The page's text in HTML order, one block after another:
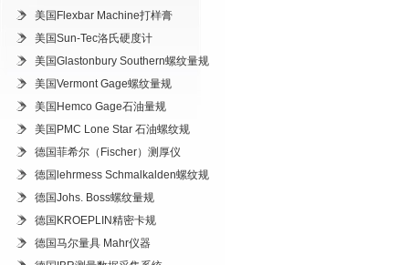
美国Flexbar Machine打样膏
美国Sun-Tec洛氏硬度计
美国Glastonbury Southern螺纹量规
美国Vermont Gage螺纹量规
美国Hemco Gage石油量规
美国PMC Lone Star 石油螺纹规
德国菲希尔（Fischer）测厚仪
德国lehrmess Schmalkalden螺纹规
德国Johs. Boss螺纹量规
德国KROEPLIN精密卡规
德国马尔量具 Mahr仪器